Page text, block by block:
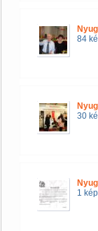
84
30
1 kép